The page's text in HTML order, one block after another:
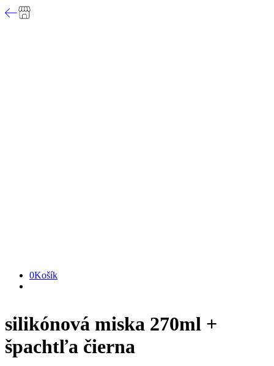
0Košík
silikónová miska 270ml +
špachtľa čierna